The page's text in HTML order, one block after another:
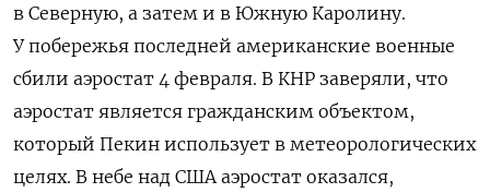
в Северную, а затем и в Южную Каролину.
У побережья последней американские военные
сбили аэростат 4 февраля. В КНР заверяли, что
аэростат является гражданским объектом,
который Пекин использует в метеорологических
целях. В небе над США аэростат оказался,